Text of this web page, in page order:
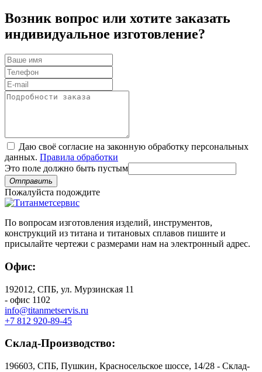
Возник вопрос или хотите заказать
индивидуальное изготовление?
Даю своё согласие на законную обработку персональных
данных. Правила обработки
Это поле должно быть пустым
Отправить
Пожалуйста подождите
По вопросам изготовления изделий, инструментов,
конструкций из титана и титановых сплавов пишите и
присылайте чертежи с размерами нам на электронный адрес.
Офис:
192012, СПБ, ул. Мурзинская 11
- офис 1102
info@titanmetservis.ru
+7 812 920-89-45
Склад-Производство:
196603, СПБ, Пушкин, Красносельское шоссе, 14/28 - Склад-